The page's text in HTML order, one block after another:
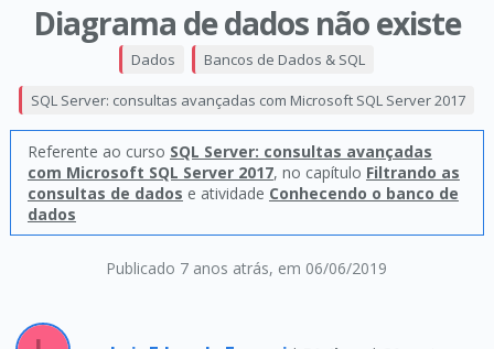
Diagrama de dados não existe
Publicado 7 anos atrás, em 06/06/2019
Dados Bancos de Dados & SQL
SQL Server: consultas avançadas com Microsoft SQL Server 2017
Referente ao curso SQL Server: consultas avançadas
com Microsoft SQL Server 2017, no capítulo Filtrando as
consultas de dados e atividade Conhecendo o banco de
dados